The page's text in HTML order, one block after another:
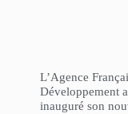
L’Agence
Développement a
inauguré son